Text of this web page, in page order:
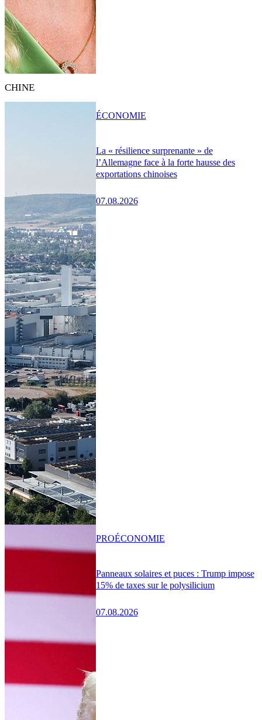
CHINE
La « résilience surprenante » de
l’Allemagne face à la forte hausse des
exportations chinoises
07.08.2026
ÉCONOMIE
Panneaux solaires et puces : Trump impose
15% de taxes sur le polysilicium
07.08.2026
PROÉCONOMIE